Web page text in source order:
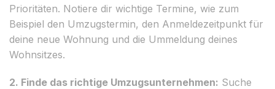
Prioritäten. Notiere dir wichtige Termine, wie zum
Beispiel den Umzugstermin, den Anmeldezeitpunkt für
deine neue Wohnung und die Ummeldung deines
Wohnsitzes.
2. Finde das richtige Umzugsunternehmen: Suche